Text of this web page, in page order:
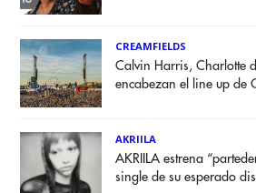
CREAMFIELDS
Calvin Harris, Charlotte
encabezan el line up de
AKRIILA
AKRIILA estrena
single de su esperado